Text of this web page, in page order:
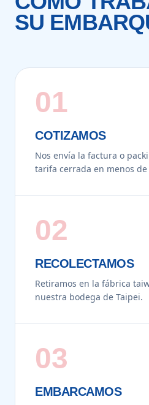
SU
01
COTIZAMOS
Nos envía la factura o
tarifa cerrada en menos de
02
RECOLECTAMOS
Retiramos en la fábrica
nuestra bodega de Taipei.
03
EMBARCAMOS